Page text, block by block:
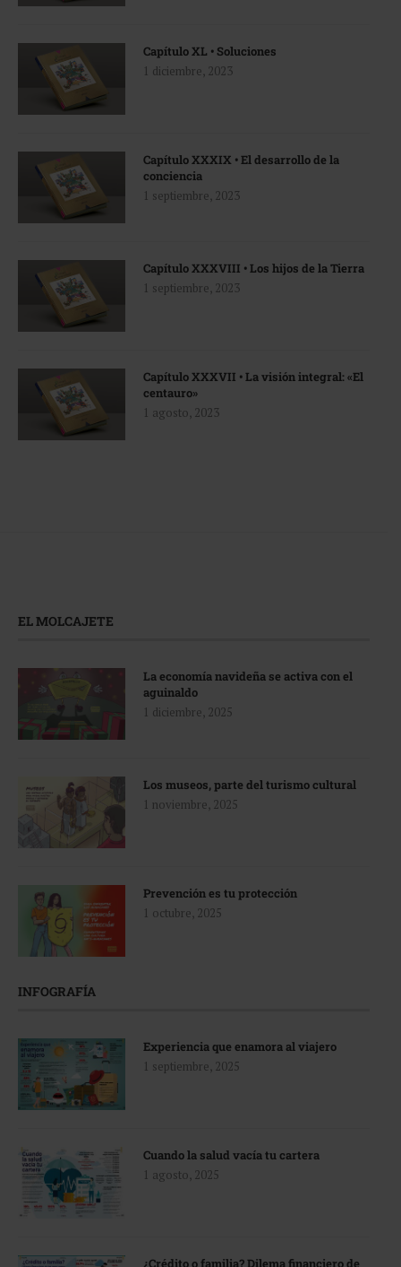
Capítulo XL • Soluciones
1 diciembre, 2023
Capítulo XXXIX • El desarrollo de la
conciencia
1 septiembre, 2023
Capítulo XXXVIII • Los hijos de la Tierra
1 septiembre, 2023
Capítulo XXXVII • La visión integral: «El
centauro»
1 agosto, 2023
EL MOLCAJETE
La economía navideña se activa con el
aguinaldo
1 diciembre, 2025
Los museos, parte del turismo cultural
1 noviembre, 2025
Prevención es tu protección
1 octubre, 2025
INFOGRAFÍA
Experiencia que enamora al viajero
1 septiembre, 2025
Cuando la salud vacía tu cartera
1 agosto, 2025